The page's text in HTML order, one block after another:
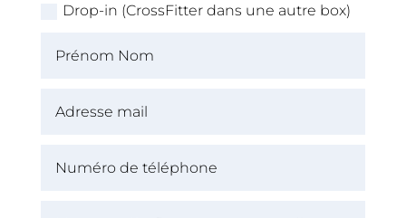
Drop-in (CrossFitter dans une autre box)